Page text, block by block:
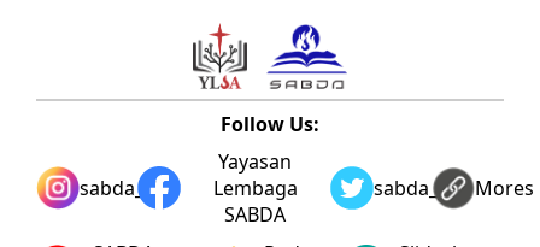
Follow Us:
sabda_ylsa
Yayasan
Lembaga
SABDA
sabda_ylsaMores